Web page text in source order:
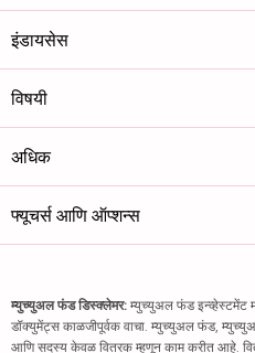
इंडायसेस
विषयी
अधिक
फ्यूचर्स आणि ऑप्शन्स
म्युच्युअल फंड डिस्क्लेमर: म्युच्युअल फंड इन्व्हेस्टमेंट
डॉक्युमेंट्स काळजीपूर्वक वाचा. म्युच्युअल फंड,
आणि सदस्य केवळ वितरक म्हणून काम करीत आहे.